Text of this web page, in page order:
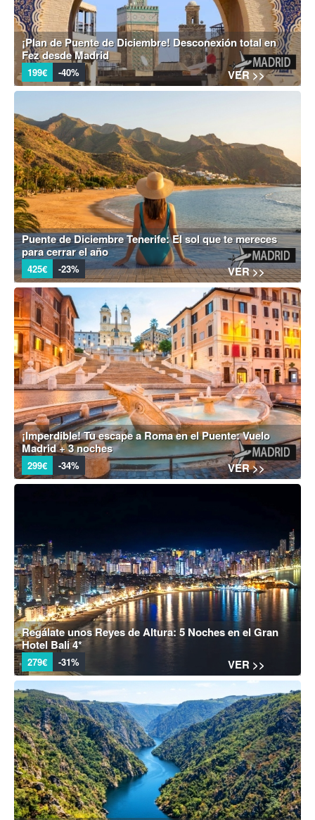
¡Plan de Puente de Diciembre! Desconexión total en
Fez desde Madrid
199€ -40% VER >>
Puente de Diciembre Tenerife: El sol que te mereces
para cerrar el año
425€ -23% VER >>
¡Imperdible! Tu escape a Roma en el Puente: Vuelo
Madrid + 3 noches
299€ -34% VER >>
Regálate unos Reyes de Altura: 5 Noches en el Gran
Hotel Bali 4*
279€ -31% VER >>